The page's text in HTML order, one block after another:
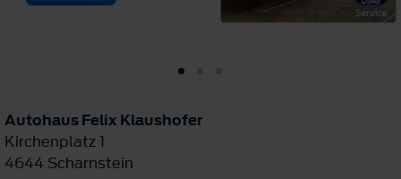
Autohaus Felix Klaushofer
Kirchenplatz 1
4644 Scharnstein